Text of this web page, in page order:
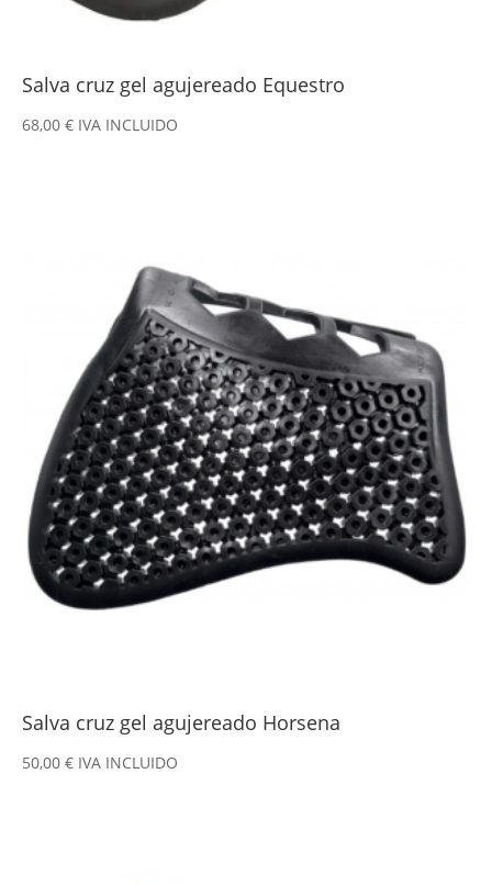
Salva cruz gel agujereado Equestro
68,00 € IVA INCLUIDO
Salva cruz gel agujereado Horsena
50,00 € IVA INCLUIDO